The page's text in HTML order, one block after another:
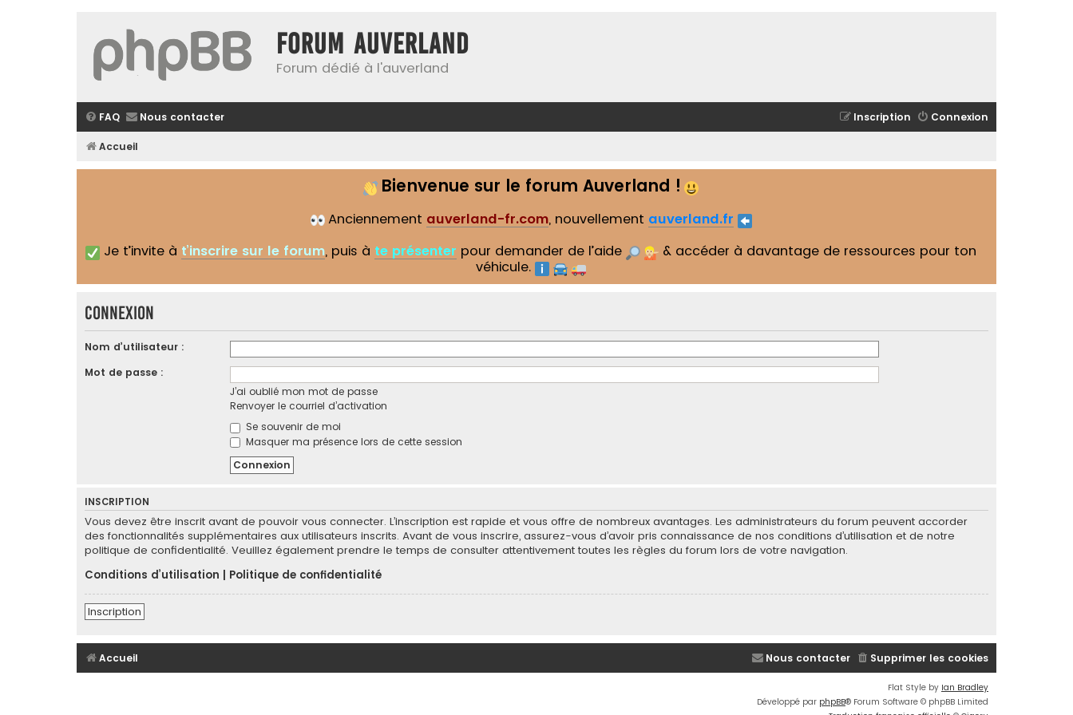
Forum Auverland
Forum dédié à l'auverland
FAQ Nous contacter Connexion
Inscription
Accueil
Bienvenue sur le forum Auverland !
Anciennement auverland-fr.com, nouvellement auverland.fr
Je t’invite à t’inscrire sur le forum, puis à te présenter pour demander de l’aide
& accéder à davantage de ressources pour ton
véhicule.
Connexion
Nom d’utilisateur :
Mot de passe :
J’ai oublié mon mot de passe
Renvoyer le courriel d’activation
Se souvenir de moi
Masquer ma présence lors de cette session
INSCRIPTION
Vous devez être inscrit avant de pouvoir vous connecter. L’inscription est rapide et vous offre de nombreux avantages. Les administrateurs du forum peuvent accorder
des fonctionnalités supplémentaires aux utilisateurs inscrits. Avant de vous inscrire, assurez-vous d’avoir pris connaissance de nos conditions d’utilisation et de notre
politique de confidentialité. Veuillez également prendre le temps de consulter attentivement toutes les règles du forum lors de votre navigation.
Conditions d’utilisation
Politique de confidentialité
Inscription
Accueil Supprimer les cookies
Nous contacter
Flat Style by Ian Bradley
Développé par phpBB® Forum Software © phpBB Limited